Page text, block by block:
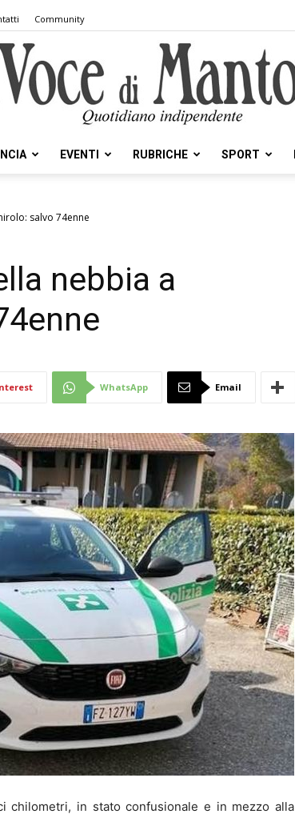
Community
Voce
Mantova
EVENTI RUBRICHE SPORT
salvo 74enne
nebbia a
WhatsApp Email
chilometri, in stato confusionale e in mezzo alla